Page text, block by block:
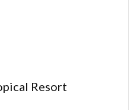
Resort